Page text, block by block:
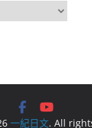
一紀日文. All